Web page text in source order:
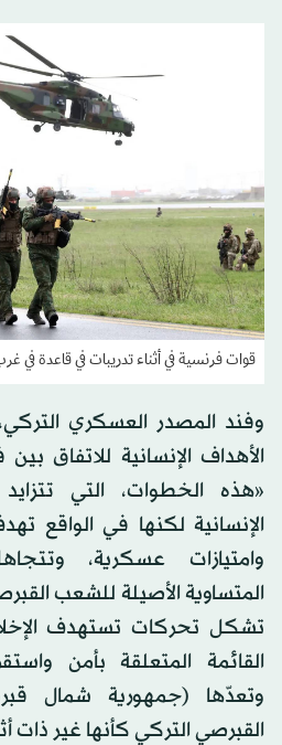
قوات فرنسية في أثناء تدريبات في قاعدة في غرب
وفند المصدر العسكري
الأهداف الإنسانية للاتفاق
«هذه الخطوات، التي
الإنسانية لكنها في الواقع
وامتيازات عسكرية،
المتساوية الأصيلة للشعب
تشكل تحركات تستهدف
القائمة المتعلقة بأمن
وتعدّها (جمهورية شمال
القبرصي التركي كأنها غير ذات